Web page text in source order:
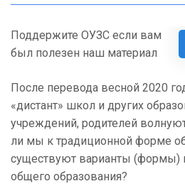
Поддержите ОУЗС если вам
был полезен наш материал
После перевода весной 2020
«дистант» школ и других
учреждений, родителей
ли мы к традиционной форме
существуют варианты (формы)
общего образования?